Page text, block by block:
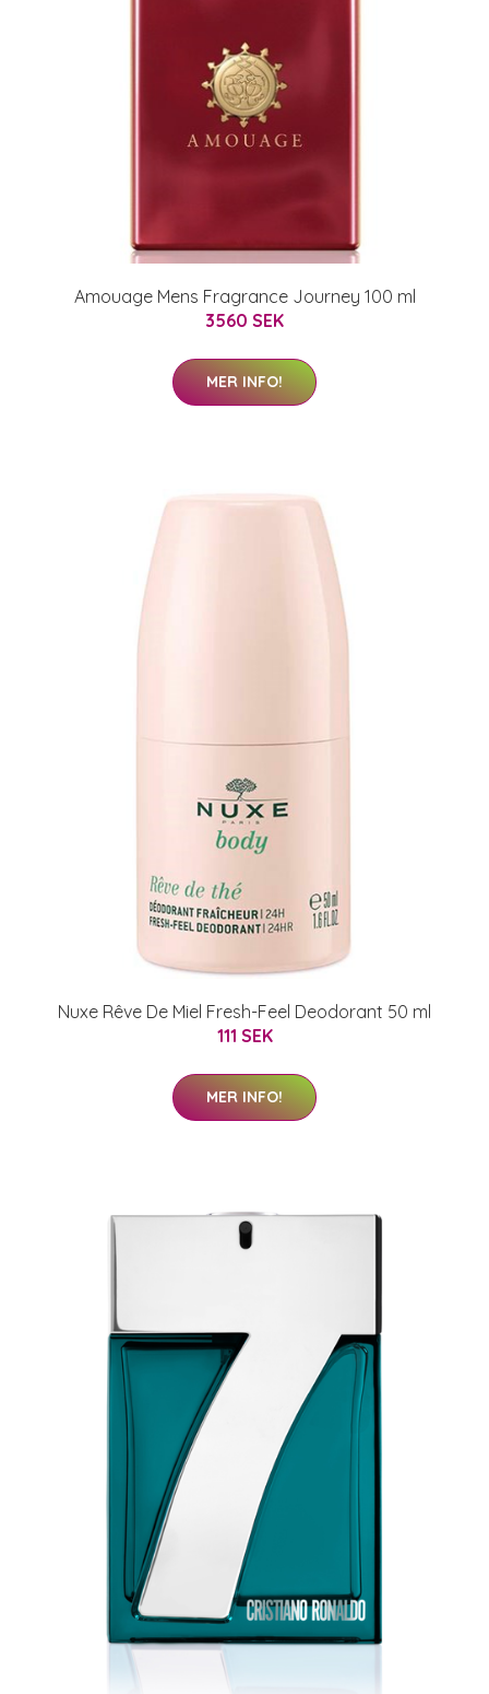
Amouage Mens Fragrance Journey 100 ml
3560 SEK
MER INFO!
Nuxe Rêve De Miel Fresh-Feel Deodorant 50 ml
111 SEK
MER INFO!